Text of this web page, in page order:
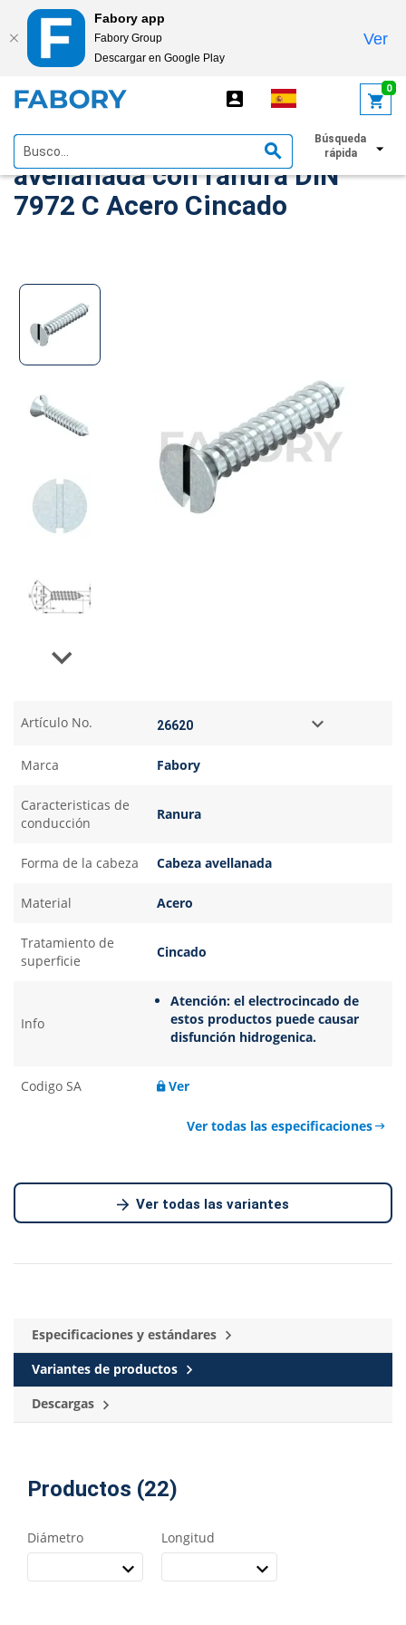
Fabory app
Fabory Group
Descargar en Google Play
Ver
0
Búsqueda
rápida
Tornillo autorroscante cabeza
avellanada con ranura DIN
7972 C Acero Cincado
Next
Artículo No.
Marca Fabory
Caracteristicas de
conducción
Ranura
Forma de la cabeza Cabeza avellanada
Material Acero
Tratamiento de
superficie
Cincado
Info
Atención: el electrocincado de
estos productos puede causar
disfunción hidrogenica.
Codigo SA Ver
Ver todas las especificaciones
Ver todas las variantes
Especificaciones y estándares
Variantes de productos
Descargas
Productos (22)
Diámetro Longitud